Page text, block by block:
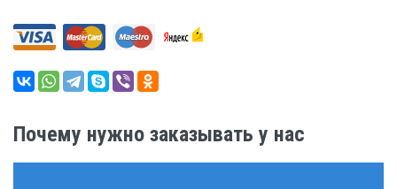
Почему нужно заказывать у нас